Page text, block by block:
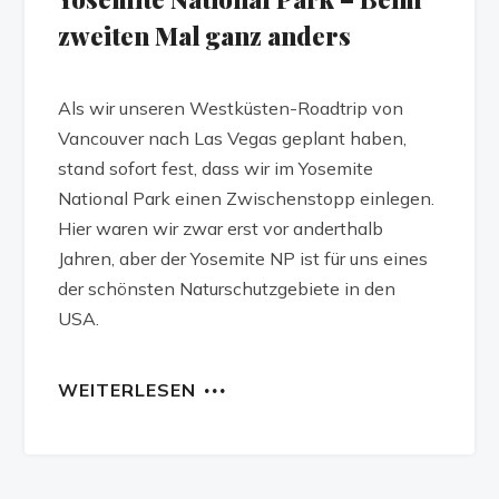
zweiten Mal ganz anders
Als wir unseren Westküsten-Roadtrip von
Vancouver nach Las Vegas geplant haben,
stand sofort fest, dass wir im Yosemite
National Park einen Zwischenstopp einlegen.
Hier waren wir zwar erst vor anderthalb
Jahren, aber der Yosemite NP ist für uns eines
der schönsten Naturschutzgebiete in den
USA.
WEITERLESEN